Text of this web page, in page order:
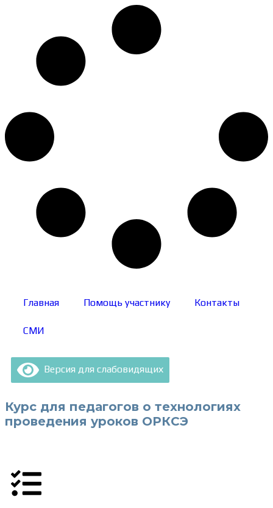
Главная Помощь участнику Контакты
СМИ
Версия для слабовидящих
Курс для педагогов о технологиях
проведения уроков ОРКСЭ